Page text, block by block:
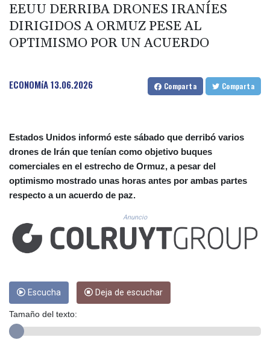
CLP 1056.199727
CNY 7.801146
CNH 7.796152
COP 3633.55485
CUC 1.156136
CUP 30.637594
DKK 7.477932
DOP 67.289164
DZD 152.967099
EGP 57.293288
ERN 17.342035
FJD 2.553384
FKP 0.8566
GBP 0.858527
GHS 13.526832
GIP 0.8566
GNF 10123.874202
EEUU DERRIBA DRONES IRANÍES
DIRIGIDOS A ORMUZ PESE AL
OPTIMISMO POR UN ACUERDO
ECONOMíA13.06.2026 Comparta Comparta
Estados Unidos informó este sábado que derribó varios
drones de Irán que tenían como objetivo buques
comerciales en el estrecho de Ormuz, a pesar del
optimismo mostrado unas horas antes por ambas partes
respecto a un acuerdo de paz.
Anuncio
Escucha Deja de escuchar
Tamaño del texto: